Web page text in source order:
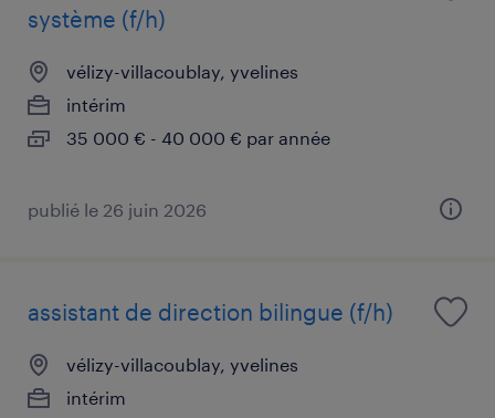
système (f/h)
vélizy-villacoublay, yvelines
intérim
35 000 € - 40 000 € par année
publié le 26 juin 2026
assistant de direction bilingue (f/h)
vélizy-villacoublay, yvelines
intérim